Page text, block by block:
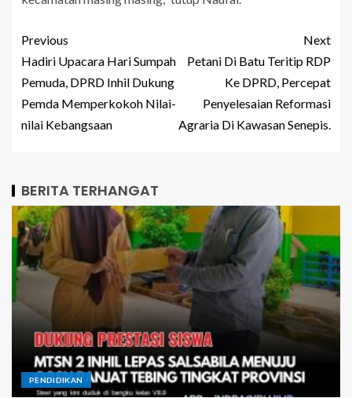
Previous
Hadiri Upacara Hari Sumpah
Pemuda, DPRD Inhil Dukung
Pemda Memperkokoh Nilai-
nilai Kebangsaan
Next
Petani Di Batu Teritip RDP
Ke DPRD, Percepat
Penyelesaian Reformasi
Agraria Di Kawasan Senepis.
BERITA TERHANGAT
PENDIDIKAN